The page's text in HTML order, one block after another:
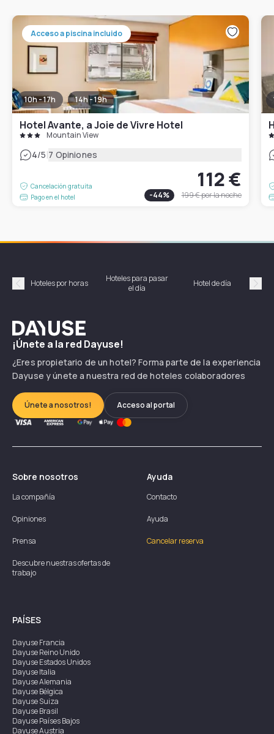
Acceso a piscina incluido
10h - 17h 14h - 19h
Hotel Avante, a Joie de Vivre Hotel
Mountain View
4/5|7 Opiniones
Cancelación gratuita
Pago en el hotel
112 €
-44% 199 €por la noche
Précédent
Hoteles por horas
Hoteles para pasar
el día
Hotel de día
Dayuse
¡Únete a la red Dayuse!
¿Eres propietario de un hotel? Forma parte de la experiencia
Dayuse y únete a nuestra red de hoteles colaboradores
Únete a nosotros! Acceso al portal
Sobre nosotros
La compañía
Opiniones
Prensa
Descubre nuestras ofertas de
trabajo
Ayuda
Contacto
Ayuda
Cancelar reserva
PAÍSES
DayuseFrancia
DayuseReino Unido
DayuseEstados Unidos
DayuseItalia
DayuseAlemania
DayuseBélgica
DayuseSuiza
DayuseBrasil
DayusePaíses Bajos
DayuseAustria